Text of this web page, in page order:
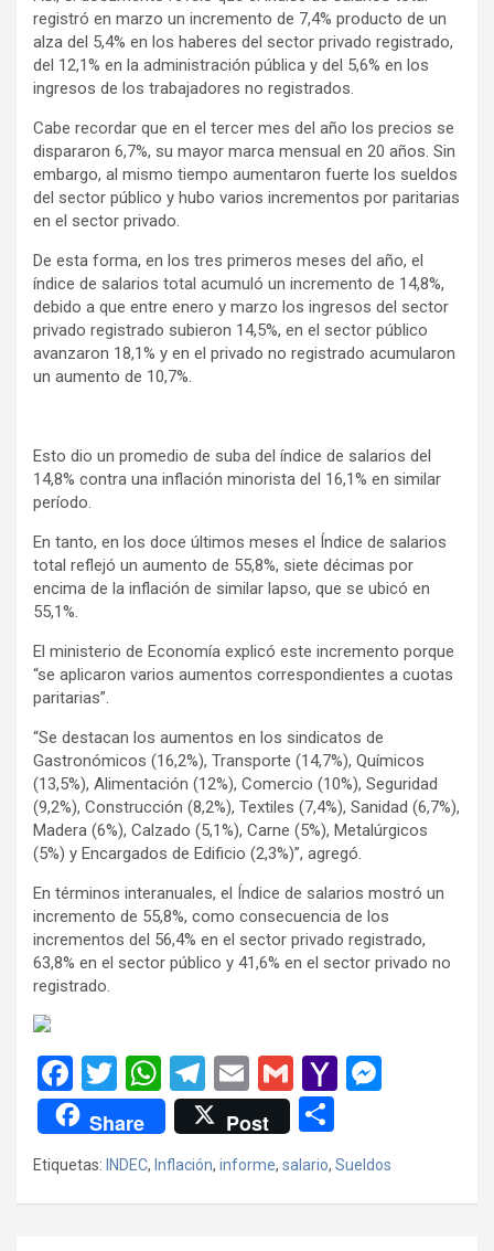
registró en marzo un incremento de 7,4% producto de un
alza del 5,4% en los haberes del sector privado registrado,
del 12,1% en la administración pública y del 5,6% en los
ingresos de los trabajadores no registrados.
Cabe recordar que en el tercer mes del año los precios se
dispararon 6,7%, su mayor marca mensual en 20 años. Sin
embargo, al mismo tiempo aumentaron fuerte los sueldos
del sector público y hubo varios incrementos por paritarias
en el sector privado.
De esta forma, en los tres primeros meses del año, el
índice de salarios total acumuló un incremento de 14,8%,
debido a que entre enero y marzo los ingresos del sector
privado registrado subieron 14,5%, en el sector público
avanzaron 18,1% y en el privado no registrado acumularon
un aumento de 10,7%.
Esto dio un promedio de suba del índice de salarios del
14,8% contra una inflación minorista del 16,1% en similar
período.
En tanto, en los doce últimos meses el Índice de salarios
total reflejó un aumento de 55,8%, siete décimas por
encima de la inflación de similar lapso, que se ubicó en
55,1%.
El ministerio de Economía explicó este incremento porque
“se aplicaron varios aumentos correspondientes a cuotas
paritarias”.
“Se destacan los aumentos en los sindicatos de
Gastronómicos (16,2%), Transporte (14,7%), Químicos
(13,5%), Alimentación (12%), Comercio (10%), Seguridad
(9,2%), Construcción (8,2%), Textiles (7,4%), Sanidad (6,7%),
Madera (6%), Calzado (5,1%), Carne (5%), Metalúrgicos
(5%) y Encargados de Edificio (2,3%)”, agregó.
En términos interanuales, el Índice de salarios mostró un
incremento de 55,8%, como consecuencia de los
incrementos del 56,4% en el sector privado registrado,
63,8% en el sector público y 41,6% en el sector privado no
registrado.
F
a
ce
b
o
T
wi
tt
er
W
h
at
s
A
T
el
e
gr
a
E
m
ail
G
m
ail
Y
o
o
n
g
Share Post
o
m
Etiquetas: INDEC, Inflación, informe, salario, Sueldos